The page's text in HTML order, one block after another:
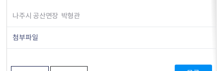
나주시 공산면장 박형관
첨부파일